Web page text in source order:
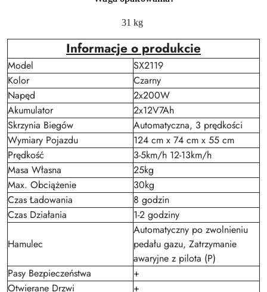
31 kg
Informacje o produkcie
Model
SX2119
Kolor
Czarny
Napęd
2x200W
Akumulator
2x12V7Ah
Skrzynia Biegów
Automatyczna, 3 prędkości
Wymiary Pojazdu
124 cm x 74 cm x 55 cm
Prędkość
3-5km/h 12-13km/h
Masa Własna
25kg
Max. Obciążenie
30kg
Czas Ładowania
8 godzin
Czas Działania
1-2 godziny
Hamulec
Automatyczny po zwolnieniu
pedału gazu, Zatrzymanie
awaryjne z pilota (P)
Pasy Bezpieczeństwa
+
Otwierane Drzwi
+